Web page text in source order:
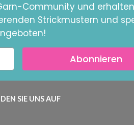
Community und
Strickmustern und
Abonnieren
SIE UNS AUF